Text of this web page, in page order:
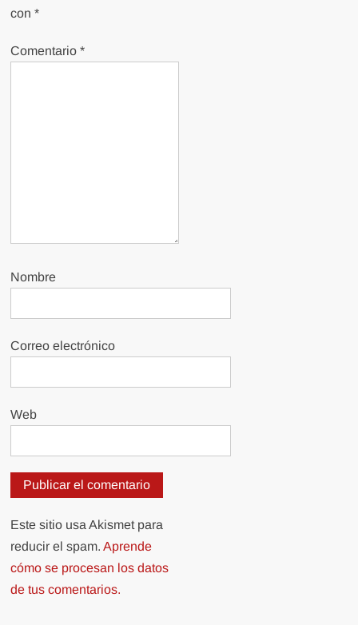
con*
Comentario*
Nombre
Correo electrónico
Web
Este sitio usa Akismet para
reducir el spam.Aprende
cómo se procesan los datos
de tus comentarios.